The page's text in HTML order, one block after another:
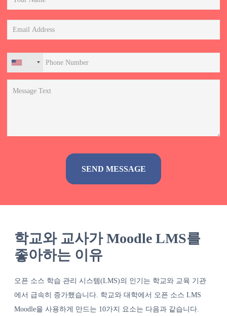
학교와 교사가 Moodle LMS를
좋아하는 이유
오픈 소스 학습 관리 시스템(LMS)의 인기는 학교와 교육 기관
에서 급속히 증가했습니다. 학교와 대학에서 오픈 소스 LMS
Moodle을 사용하게 만드는 10가지 요소는 다음과 같습니다.